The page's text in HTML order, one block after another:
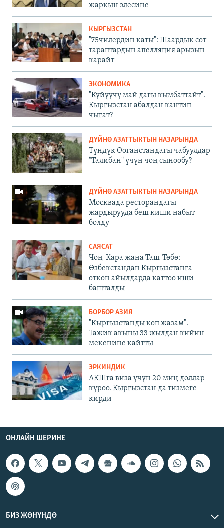
жаркын элесине
КЫРГЫЗСТАН
"75чилердин каты": Шаардык сот
тараптардын апелляция арызын
карайт
ЭКОНОМИКА
"Күйүүчү май дагы кымбаттайт".
Кыргызстан абалдан кантип
чыгат?
ДҮЙНӨ АЗАТТЫКТЫН НАЗАРЫНДА
Түндүк Ооганстандагы чабуулдар
"Талибан" үчүн чоң сынообу?
ДҮЙНӨ АЗАТТЫКТЫН НАЗАРЫНДА
Москвада ресторандагы
жардырууда беш киши набыт
болду
САЯСАТ
Чоң-Кара жана Таш-Төбө:
Өзбекстандан Кыргызстанга
өткөн айылдарда каттоо иши
башталды
БОРБОР АЗИЯ
"Кыргызстанды көп жазам".
Тажик акыны 33 жылдан кийин
мекенине кайтты
ЭРКИНДИК
АКШга виза үчүн 20 миң доллар
күрөө. Кыргызстан да тизмеге
кирди
ОНЛАЙН ШЕРИНЕ
БИЗ ЖӨНҮНДӨ